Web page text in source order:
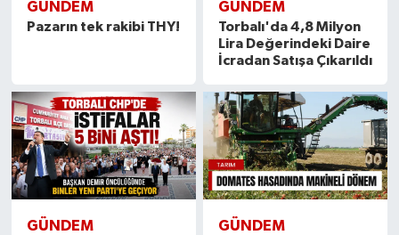
GÜNDEM
Pazarın tek rakibi THY!
GÜNDEM
Torbalı'da 4,8 Milyon
Lira Değerindeki Daire
İcradan Satışa Çıkarıldı
GÜNDEM GÜNDEM